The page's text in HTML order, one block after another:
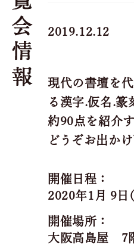
2019.12.12
現代の書壇を
る漢字.仮名.篆
約90点を紹介
どうぞお出かけ
開催日程：
2020年1月 9
開催場所：
大阪高島屋 7